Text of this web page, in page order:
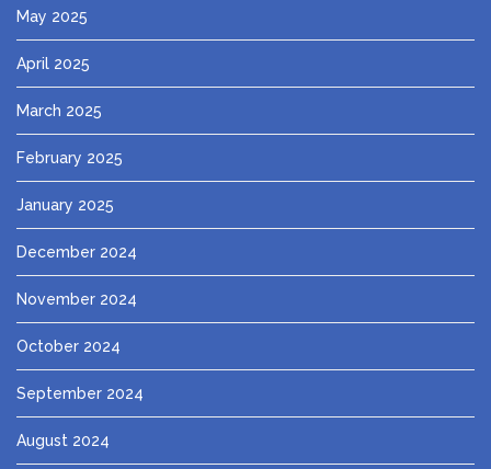
May 2025
April 2025
March 2025
February 2025
January 2025
December 2024
November 2024
October 2024
September 2024
August 2024